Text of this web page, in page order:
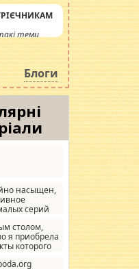
теми,
сьогоднішні
питання.
Блоги
насыщен,
серий
в MebelOk,
в порядке,
а это не
столом,
я приобрела
которого